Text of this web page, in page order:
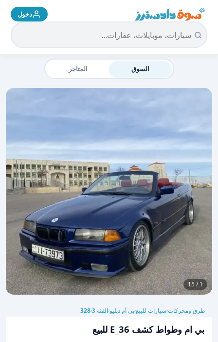
سوق دادسترز الرئيسية دخول
السوق المتاجر
1 / 15
طرق ومحركات›سيارات للبيع›بي أم دبليو›الفئة 3 ›
328
بي ام وطواط كشف E_36 للبيع